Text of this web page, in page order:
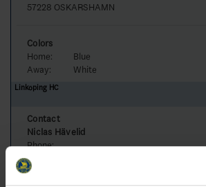
57228 OSKARSHAMN
Colors
Home:
Blue
Away:
White
Linköping HC
Contact
Niclas Hävelid
Phone:
CellPhone:
niclas.havelid@lhc.eu